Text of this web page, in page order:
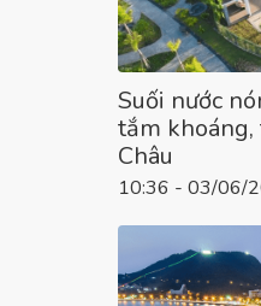
Suối nước
tắm
Châu
10:36 - 03/06/